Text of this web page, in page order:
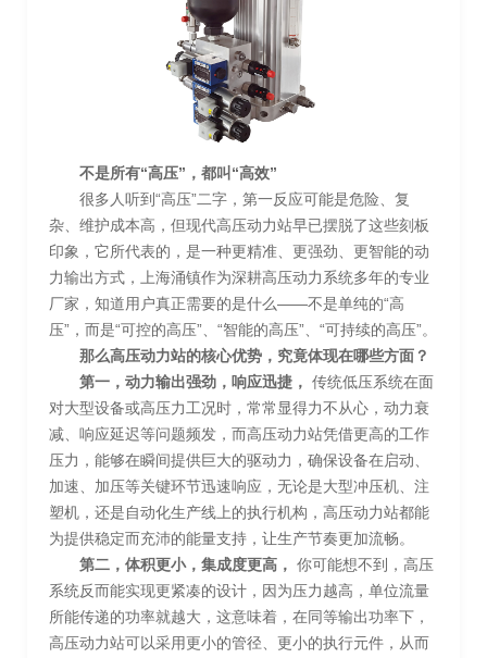
不是所有“高压”，都叫“高效”
很多人听到“高压”二字，第一反应可能是危险、复
杂、维护成本高，但现代高压动力站早已摆脱了这些刻板
印象，它所代表的，是一种更精准、更强劲、更智能的动
力输出方式，上海涌镇作为深耕高压动力系统多年的专业
厂家，知道用户真正需要的是什么——不是单纯的“高
压”，而是“可控的高压”、“智能的高压”、“可持续的高压”。
那么高压动力站的核心优势，究竟体现在哪些方面？
第一，动力输出强劲，响应迅捷， 传统低压系统在面
对大型设备或高压力工况时，常常显得力不从心，动力衰
减、响应延迟等问题频发，而高压动力站凭借更高的工作
压力，能够在瞬间提供巨大的驱动力，确保设备在启动、
加速、加压等关键环节迅速响应，无论是大型冲压机、注
塑机，还是自动化生产线上的执行机构，高压动力站都能
为提供稳定而充沛的能量支持，让生产节奏更加流畅。
第二，体积更小，集成度更高， 你可能想不到，高压
系统反而能实现更紧凑的设计，因为压力越高，单位流量
所能传递的功率就越大，这意味着，在同等输出功率下，
高压动力站可以采用更小的管径、更小的执行元件，从而